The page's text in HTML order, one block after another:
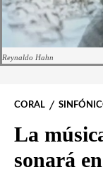
Reynaldo Hahn
CORAL
La
sonará